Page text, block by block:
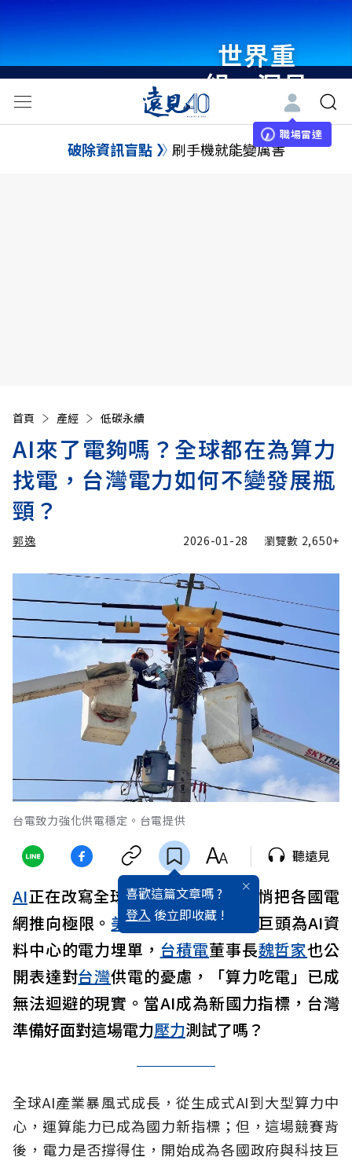
世界重
組・洞見
未來 與
世界領袖
職場雷達
破除資訊盲點 刷手機就能變厲害
首頁 產經 低碳永續
AI來了電夠嗎？全球都在為算力
找電，台灣電力如何不變發展瓶
頸？
郭逸 2026-01-28 瀏覽數 2,650+
台電致力強化供電穩定。台電提供
喜歡這篇文章嗎 ?
登入 後立即收藏 !
聽遠見
AI正在改寫全球產業版圖，卻也悄悄把各國電
網推向極限。 美國總統川普要 科技巨頭為AI資
料中心的電力埋單， 台積電董事長魏哲家也公
開表達對台灣供電的憂慮，「算力吃電」已成
無法迴避的現實。當AI成為新國力指標，台灣
準備好面對這場電力壓力測試了嗎？
全球AI產業暴風式成長，從生成式AI到大型算力中
心，運算能力已成為國力新指標；但，這場競賽背
後，電力是否撐得住，開始成為各國政府與科技巨